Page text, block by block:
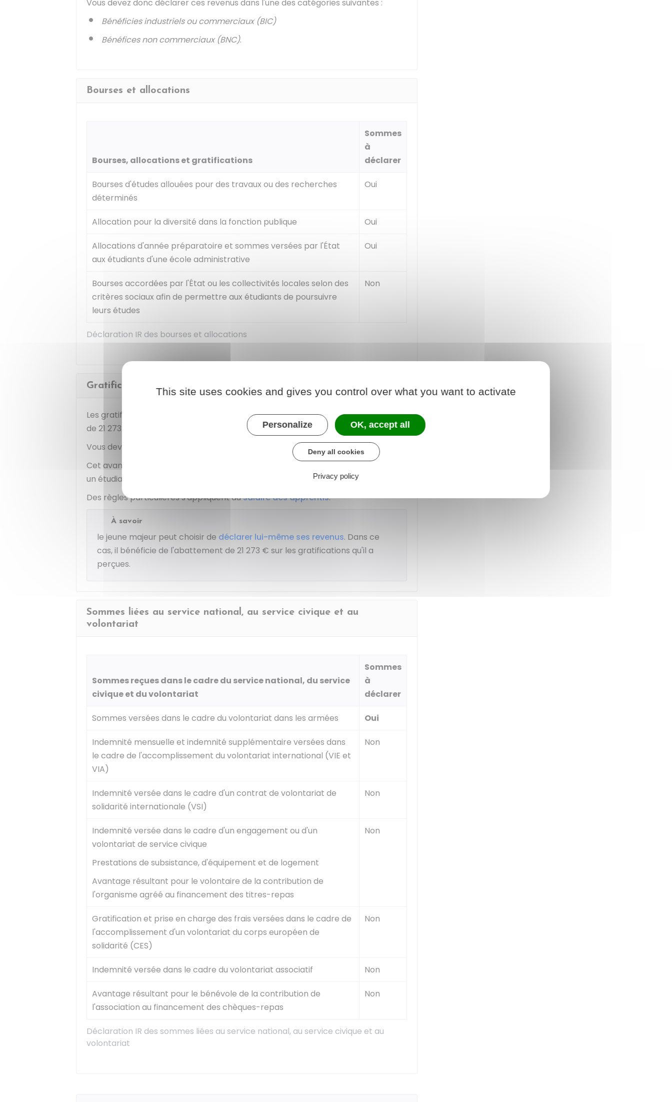
Vous devez donc déclarer ces revenus dans l'une des catégories suivantes :
Bénéficies industriels ou commerciaux (BIC)
Bénéfices non commerciaux (BNC).
Bourses et allocations
Déclaration IR des bourses et allocations
Bourses, allocations et gratifications
Sommes
à
déclarer
Bourses d'études allouées pour des travaux ou des recherches
déterminés
Oui
Allocation pour la diversité dans la fonction publique Oui
Allocations d'année préparatoire et sommes versées par l'État
aux étudiants d'une école administrative
Oui
Bourses accordées par l'État ou les collectivités locales selon des
critères sociaux afin de permettre aux étudiants de poursuivre
leurs études
Non
Gratifications de stage
Les gratifications perçues lors d'un stage bénéficient d'unabattementmaximal
de 21 273 €
Vous devez
déclarer la partie des gratifications qui dépasse 21 273 €.
Cet avantage
un étudiant.
Des règles particulières s'appliquent ausalaire des apprentis.
À savoir
le jeune majeur peut choisir de déclarer lui-même ses revenus. Dans ce
cas, il bénéficie de l'abattement de 21 273 € sur les gratifications qu'il a
perçues.
Sommes liées au service national, au service civique et au
volontariat
Déclaration IR des sommes liées au service national, au service civique et au
volontariat
Sommes reçues dans le cadre du service national, du service
civique et du volontariat
Sommes
à
déclarer
Sommes versées dans le cadre du volontariat dans les armées Oui
Indemnité mensuelle et indemnité supplémentaire versées dans
le cadre de l'accomplissement du volontariat international (VIE et
VIA)
Non
Indemnité versée dans le cadre d'un contrat de volontariat de
solidarité internationale (VSI)
Non
Indemnité versée dans le cadre d'un engagement ou d'un
volontariat de service civique
Prestations de subsistance, d'équipement et de logement
Avantage résultant pour le volontaire de la contribution de
l'organisme agréé au financement des titres-repas
Non
Gratification et prise en charge des frais versées dans le cadre de
l'accomplissement d'un volontariat du corps européen de
solidarité (CES)
Non
Indemnité versée dans le cadre du volontariat associatif Non
Avantage résultant pour le bénévole de la contribution de
l'association au financement des chèques-repas
Non
This site uses cookies and gives you control over what you want to activate
Personalize OK, accept all
Deny all cookies
Privacy policy